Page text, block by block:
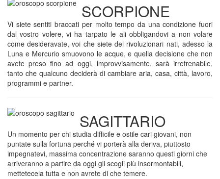
SCORPIONE
Vi siete sentiti braccati per molto tempo da una condizione fuori
dal vostro volere, vi ha tarpato le ali obbligandovi a non volare
come desideravate, voi che siete dei rivoluzionari nati, adesso la
Luna e Mercurio smuovono le acque, e quella decisione che non
avete preso fino ad oggi, improvvisamente, sarà irrefrenabile,
tanto che qualcuno deciderà di cambiare aria, casa, città, lavoro,
programmi e partner.
SAGITTARIO
Un momento per chi studia difficile e ostile cari giovani, non
puntate sulla fortuna perché vi porterà alla deriva, piuttosto
impegnatevi, massima concentrazione saranno questi giorni che
arriveranno a partire da oggi gli scogli più insormontabili,
mettetecela tutta e non avrete di che temere.